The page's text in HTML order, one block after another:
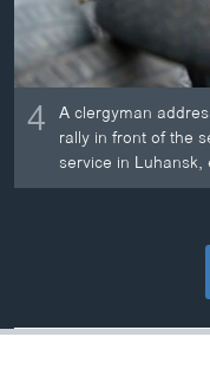
4 A clergyman
rally in front of the
service in